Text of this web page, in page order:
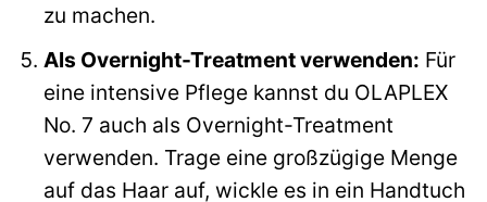
zu machen.
Als Overnight-Treatment verwenden: Für
eine intensive Pflege kannst du OLAPLEX
No. 7 auch als Overnight-Treatment
verwenden. Trage eine großzügige Menge
auf das Haar auf, wickle es in ein Handtuch